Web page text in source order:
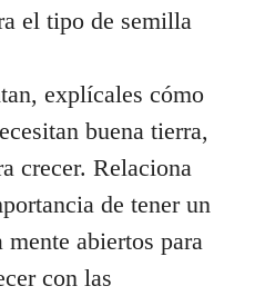
el tipo de semilla
explícales cómo
buena tierra,
crecer. Relaciona
de tener un
mente abiertos para
con las